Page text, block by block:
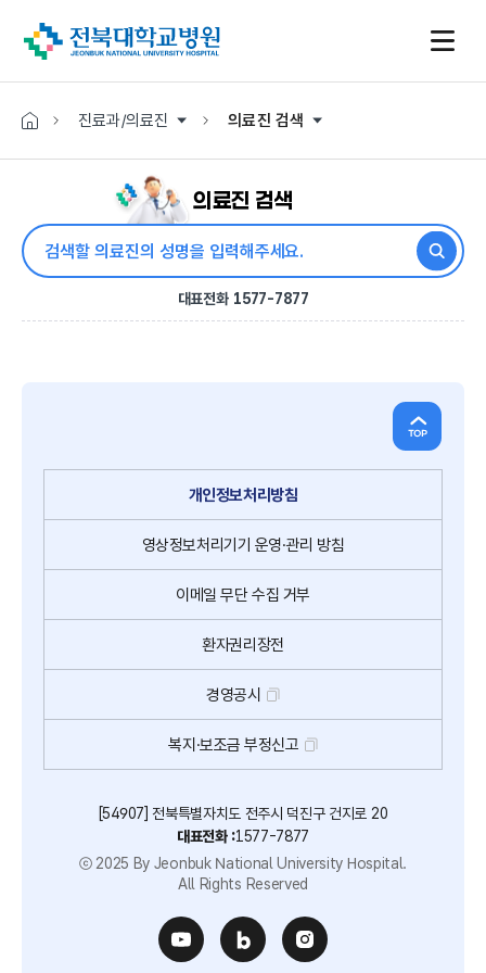
진료과/의료진
의료진 검색
게시물 검색
의료진 검색
대표전화 1577-7877
개인정보처리방침
영상정보처리기기 운영·관리 방침
이메일 무단수집 거부
환자권리장전
경영공시
복지·보조금 부정신고
[54907] 전북특별자치도 전주시 덕진구 건지로 20
대표전화 :1577-7877
ⓒ 2025 By Jeonbuk National University Hospital.
All Rights Reserved